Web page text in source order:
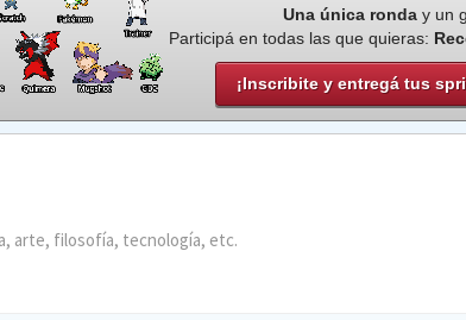
Una única ronday un
Participá en todas las que quieras:
¡Inscribite y entregá tus
arte, filosofía, tecnología, etc.